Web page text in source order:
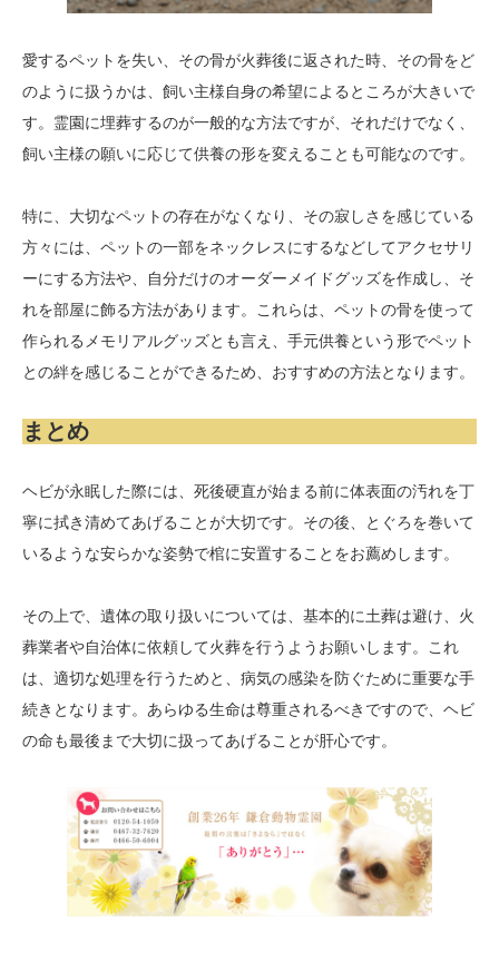
愛するペットを失い、その骨が火葬後に返された時、その骨をど
のように扱うかは、飼い主様自身の希望によるところが大きいで
す。霊園に埋葬するのが一般的な方法ですが、それだけでなく、
飼い主様の願いに応じて供養の形を変えることも可能なのです。
特に、大切なペットの存在がなくなり、その寂しさを感じている
方々には、ペットの一部をネックレスにするなどしてアクセサリ
ーにする方法や、自分だけのオーダーメイドグッズを作成し、そ
れを部屋に飾る方法があります。これらは、ペットの骨を使って
作られるメモリアルグッズとも言え、手元供養という形でペット
との絆を感じることができるため、おすすめの方法となります。
まとめ
ヘビが永眠した際には、死後硬直が始まる前に体表面の汚れを丁
寧に拭き清めてあげることが大切です。その後、とぐろを巻いて
いるような安らかな姿勢で棺に安置することをお薦めします。
その上で、遺体の取り扱いについては、基本的に土葬は避け、火
葬業者や自治体に依頼して火葬を行うようお願いします。これ
は、適切な処理を行うためと、病気の感染を防ぐために重要な手
続きとなります。あらゆる生命は尊重されるべきですので、ヘビ
の命も最後まで大切に扱ってあげることが肝心です。